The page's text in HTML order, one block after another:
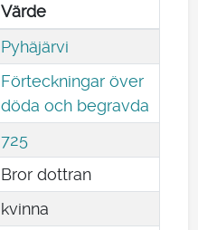
Värde
Pyhäjärvi
Förteckningar över
döda och begravda
725
Bror dottran
kvinna